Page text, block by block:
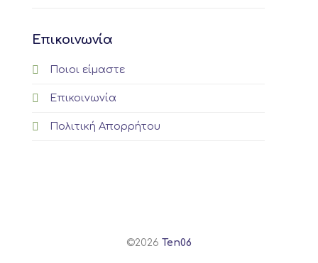
Επικοινωνία
Ποιοι είμαστε
Επικοινωνία
Πολιτική Απορρήτου
©2026 Ten06